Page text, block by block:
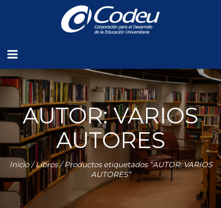
AUTOR: VARIOS
AUTORES
Inicio/Libros/ Productos etiquetados “AUTOR: VARIOS
AUTORES”